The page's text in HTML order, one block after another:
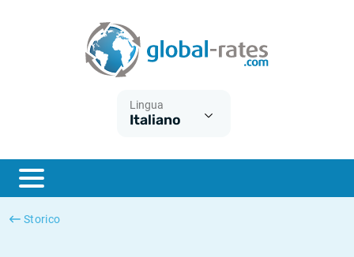
Lingua
Italiano
Storico
ESTER
SONIA
Cos'è l'inflazione CPI?
Cos'è l'inflazione HICP?
Inflazione Italia
Inflazione Stati Uniti
Tassi storici Euribor
Tassi storici di SONIA
Tassi storici di TONAR
Calcolatore dell’inflazione